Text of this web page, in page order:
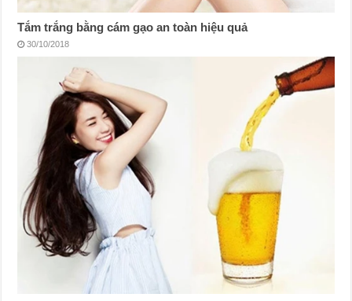
Tắm trắng bằng cám gạo an toàn hiệu quả
30/10/2018